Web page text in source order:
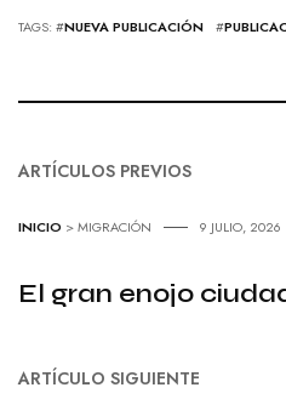
TAGS: #NUEVA PUBLICACIÓN #
ARTÍCULOS PREVIOS
INICIO > MIGRACIÓN 9 JULIO, 2026
El gran enojo
ARTÍCULO SIGUIENTE